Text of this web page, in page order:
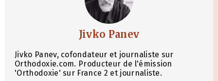
Jivko Panev
Jivko Panev, cofondateur et journaliste sur
Orthodoxie.com. Producteur de l'émission
'Orthodoxie' sur France 2 et journaliste.